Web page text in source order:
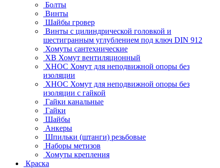
Болты
Винты
Шайбы гровер
Винты с цилиндрической головкой и
шестигранным углублением под ключ DIN 912
Хомуты сантехнические
ХВ Хомут вентиляционный
ХНОС Хомут для неподвижной опоры без
изоляции
ХНОС Хомут для неподвижной опоры без
изоляции с гайкой
Гайки канальные
Гайки
Шайбы
Анкеры
Шпильки (штанги) резьбовые
Наборы метизов
Хомуты крепления
Краска